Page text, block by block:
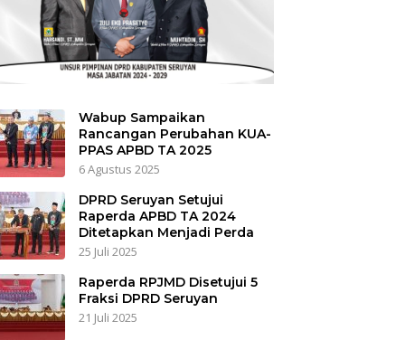
Wabup Sampaikan
Rancangan Perubahan KUA-
PPAS APBD TA 2025
6 Agustus 2025
DPRD Seruyan Setujui
Raperda APBD TA 2024
Ditetapkan Menjadi Perda
25 Juli 2025
Raperda RPJMD Disetujui 5
Fraksi DPRD Seruyan
21 Juli 2025